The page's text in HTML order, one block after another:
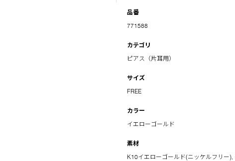
品番
771588
カテゴリ
ピアス（片耳用）
サイズ
FREE
カラー
イエローゴールド
素材
K10イエローゴールド(ニッケルフリー